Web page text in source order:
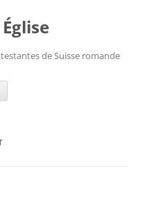
de Suisse romande